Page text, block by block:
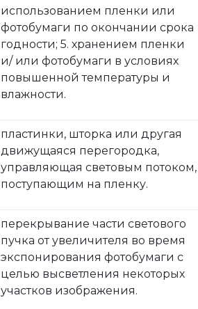
использованием пленки или
фотобумаги по окончании срока
годности; 5. хранением пленки
и/ или фотобумаги в условиях
повышенной температуры и
влажности.
пластинки, шторка или другая
движущаяся перегородка,
управляющая световым потоком,
поступающим на пленку.
перекрывание части светового
пучка от увеличителя во время
экспонирования фотобумаги с
целью высветления некоторых
участков изображения.